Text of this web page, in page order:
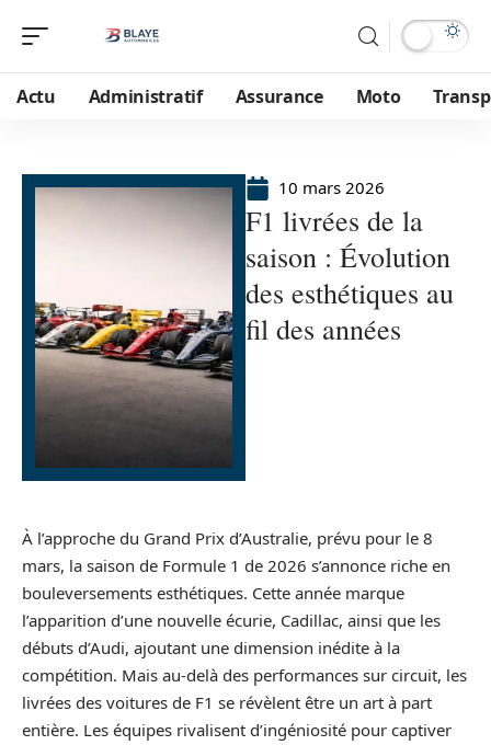
Actu Administratif Assurance Moto
10 mars 2026
F1 livrées de la
saison : Évolution
des esthétiques au
fil des années
À l’approche du Grand Prix d’Australie, prévu pour le 8
mars, la saison de Formule 1 de 2026 s’annonce riche en
bouleversements esthétiques. Cette année marque
l’apparition d’une nouvelle écurie, Cadillac, ainsi que les
débuts d’Audi, ajoutant une dimension inédite à la
compétition. Mais au-delà des performances sur circuit, les
livrées des voitures de F1 se révèlent être un art à part
entière. Les équipes rivalisent d’ingéniosité pour captiver